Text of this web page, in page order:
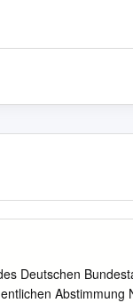
Deutschen
Abstimmung